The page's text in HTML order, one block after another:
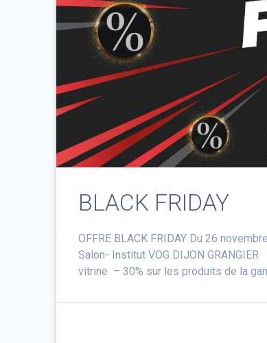
BLACK FRIDAY
OFFRE BLACK FRIDAY Du 26
Salon- Institut VOG DIJON
vitrine – 30% sur les produits de la